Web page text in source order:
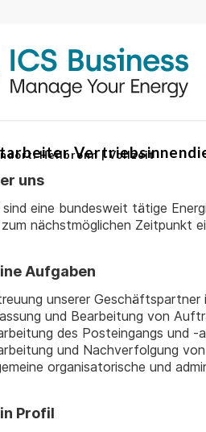
Heilbronn | Vollzeit
uns
sind eine bundesweit tätige
nächstmöglichen Zeitpunkt
Aufgaben
unserer
und Bearbeitung von
des Posteingangs und -
und Nachverfolgung
organisatorische und
Profil